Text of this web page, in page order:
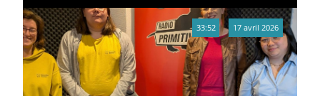
33:52 17 avril 2026